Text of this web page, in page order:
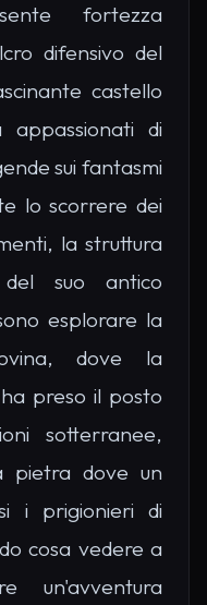
fortezza
difensivo del
castello
di
sui fantasmi
lo scorrere dei
la struttura
suo antico
esplorare la
dove la
preso il posto
sotterranee,
pietra dove un
i prigionieri di
cosa vedere a
un'avventura